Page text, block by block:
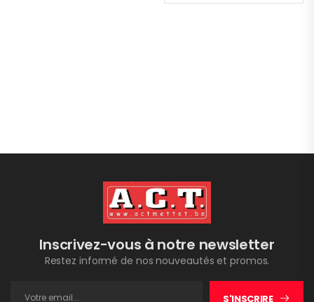
Inscrivez-vous à notre newsletter
Restez informé de nos nouveautés et promos.
S'INSCRIRE